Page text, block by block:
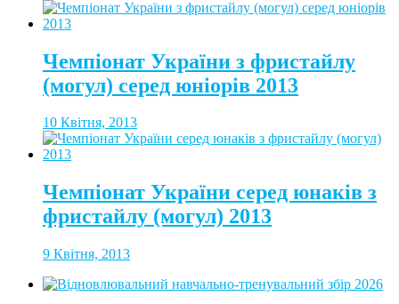
Чемпіонат України з фристайлу
(могул) серед юніорів 2013
10 Квітня, 2013
Чемпіонат України серед юнаків з
фристайлу (могул) 2013
9 Квітня, 2013